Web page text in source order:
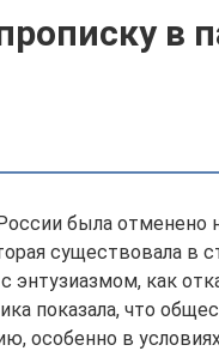
в
была отменено
существовала в
энтузиазмом, как
показала, что
особенно в